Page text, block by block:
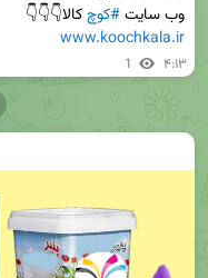
وب سایت #کوچ کالا👇👇👇
www.koochkala.ir
1 ۴:۱۳